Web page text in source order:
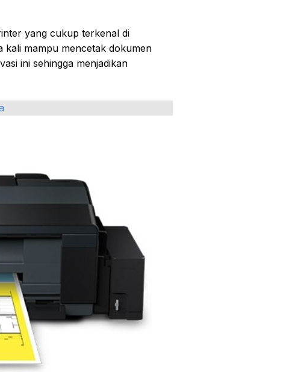
yang cukup terkenal di
kali mampu mencetak dokumen
ini sehingga menjadikan